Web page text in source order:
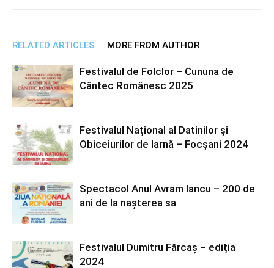
RELATED ARTICLES MORE FROM AUTHOR
Festivalul de Folclor – Cununa de
Cântec Românesc 2025
Festivalul Național al Datinilor și
Obiceiurilor de Iarnă – Focșani 2024
Spectacol Anul Avram Iancu – 200 de
ani de la nașterea sa
Festivalul Dumitru Fărcaș – ediția
2024